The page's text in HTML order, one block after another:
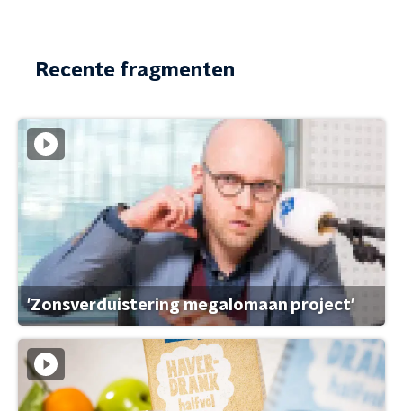
Recente fragmenten
'Zonsverduistering megalomaan project'